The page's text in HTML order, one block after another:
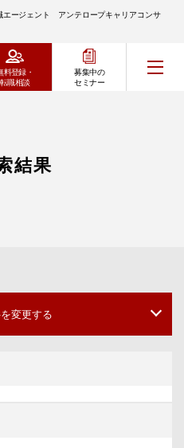
エージェント アンテロープキャリアコンサ
料登録・
転職相談
募集中の
セミナー
結果
変更する